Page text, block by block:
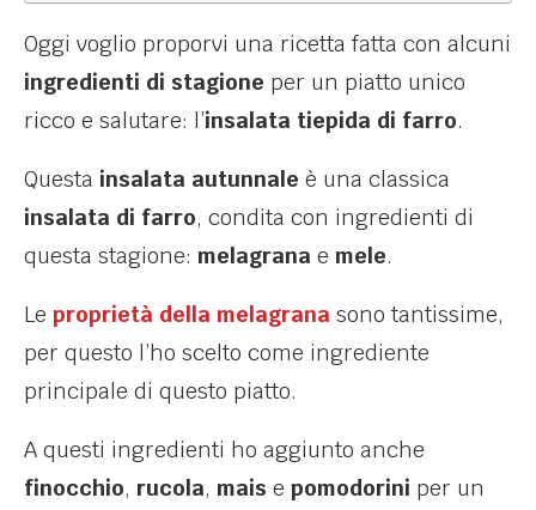
Oggi voglio proporvi una ricetta fatta con alcuni
ingredienti di stagione per un piatto unico
ricco e salutare: l’insalata tiepida di farro.
Questa insalata autunnale è una classica
insalata di farro, condita con ingredienti di
questa stagione: melagrana e mele.
Le proprietà della melagrana sono tantissime,
per questo l’ho scelto come ingrediente
principale di questo piatto.
A questi ingredienti ho aggiunto anche
finocchio, rucola, mais e pomodorini per un